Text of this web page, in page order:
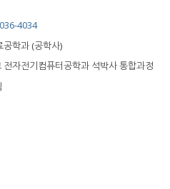
4034
학과 (공학사)
자전기컴퓨터공학과 석박사 통합과정